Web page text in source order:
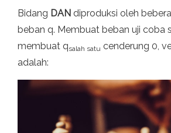
Bidang DAN diproduksi oleh
beban q. Membuat beban uji coba
membuat qsalah satu cenderung 0,
adalah: